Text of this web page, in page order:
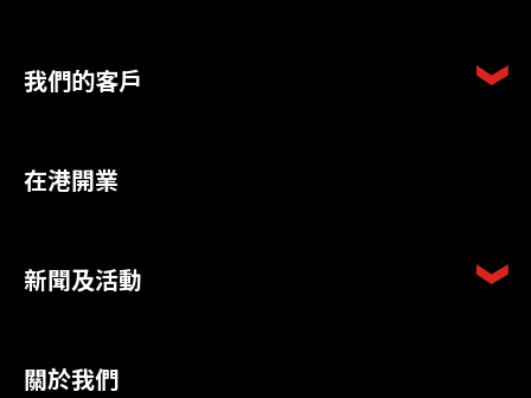
我們的客戶
在港開業
新聞及活動
關於我們